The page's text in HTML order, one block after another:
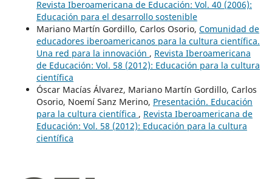
Revista Iberoamericana de Educación: Vol. 40 (2006):
Educación para el desarrollo sostenible
Mariano Martín Gordillo, Carlos Osorio, Comunidad de
educadores iberoamericanos para la cultura científica.
Una red para la innovación , Revista Iberoamericana
de Educación: Vol. 58 (2012): Educación para la cultura
científica
Óscar Macías Álvarez, Mariano Martín Gordillo, Carlos
Osorio, Noemí Sanz Merino, Presentación. Educación
para la cultura científica , Revista Iberoamericana de
Educación: Vol. 58 (2012): Educación para la cultura
científica